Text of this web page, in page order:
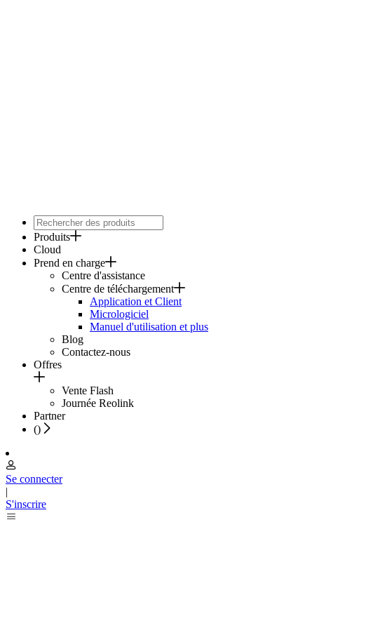
Produits
Cloud
Prend en charge
Centre d'assistance
Centre de téléchargement
Application et Client
Micrologiciel
Manuel d'utilisation et plus
Blog
Contactez-nous
Offres
Vente Flash
Journée Reolink
Partner
()
Se connecter
|
S'inscrire